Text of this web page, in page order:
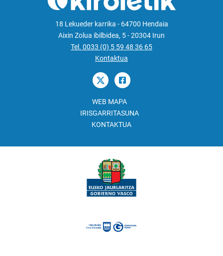
18 Lekueder karrika - 64700 Hendaia
Aixin Zolua ibilbidea, 5 - 20304 Irun
Tel. 0033 (0) 5 59 48 36 65
Kontaktua
WEB MAPA
IRISGARRITASUNA
KONTAKTUA